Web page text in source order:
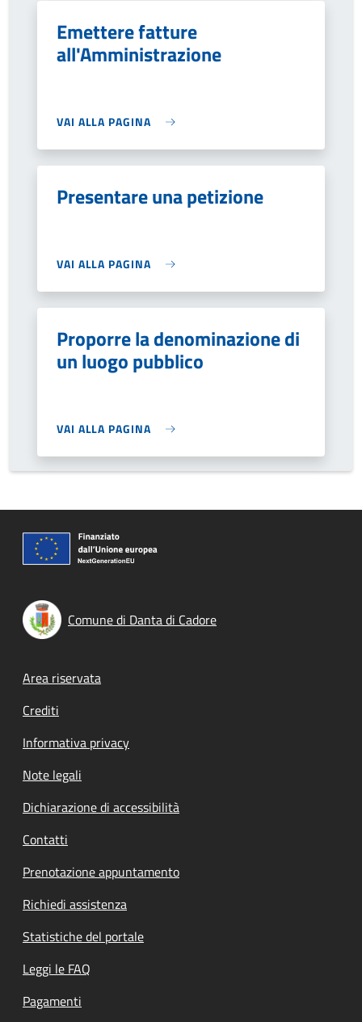
Emettere fatture
all'Amministrazione
VAI ALLA PAGINA
Presentare una petizione
VAI ALLA PAGINA
Proporre la denominazione di
un luogo pubblico
VAI ALLA PAGINA
Comune di Danta di Cadore
Footer menu
Area riservata
Crediti
Informativa privacy
Note legali
Dichiarazione di accessibilità
Contatti
Prenotazione appuntamento
Richiedi assistenza
Statistiche del portale
Leggi le FAQ
Pagamenti